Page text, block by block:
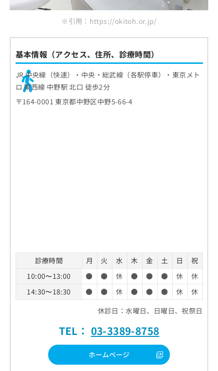
※引用：https://okitoh.or.jp/
基本情報（アクセス、住所、診療時間）
JR 中央線（快速）・中央・総武線（各駅停車）・東京メト
ロ 東西線 中野駅 北口 徒歩2分
〒164-0001 東京都中野区中野5-66-4
診療時間 月 火 水 木 金 土 日
祝
10:00〜13:00
● ● 休 ● ● ● 休
休
14:30〜18:30
● ● 休 ● ● ● 休
休
休診日：水曜日、日曜日、祝祭日
TEL： 03-3389-8758
ホームページ